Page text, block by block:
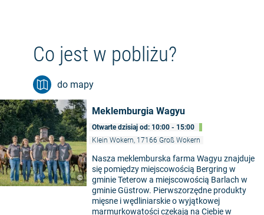
Co jest w pobliżu?
do mapy
©
Meklemburgia Wagyu
Otwarte dzisiaj od: 10:00 - 15:00
Klein Wokern, 17166 Groß Wokern
Nasza meklemburska farma Wagyu znajduje
się pomiędzy miejscowością Bergring w
gminie Teterow a miejscowością Barlach w
gminie Güstrow. Pierwszorzędne produkty
mięsne i wędliniarskie o wyjątkowej
marmurkowatości czekają na Ciebie w